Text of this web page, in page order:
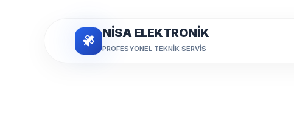
NİSA ELEKTRONİK
PROFESYONEL TEKNIK SERVIS